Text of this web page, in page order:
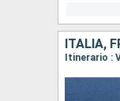
ITALIA,
Itinerario :